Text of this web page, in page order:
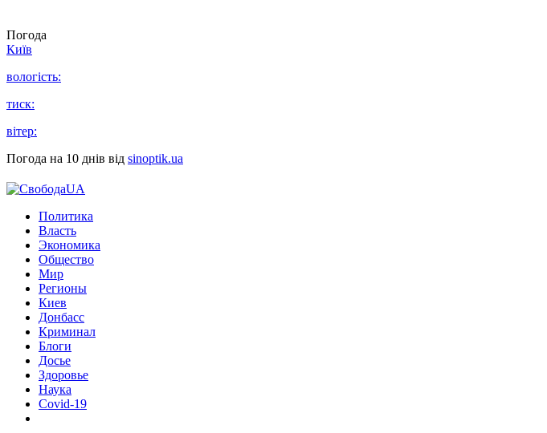
Погода
Київ
вологість:
тиск:
вітер:
Погода на 10 днів від sinoptik.ua
Политика
Власть
Экономика
Общество
Мир
Регионы
Киев
Донбасс
Криминал
Блоги
Досье
Здоровье
Наука
Covid-19